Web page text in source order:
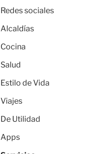
Redes sociales
Alcaldías
Cocina
Salud
Estilo de Vida
Viajes
De Utilidad
Apps